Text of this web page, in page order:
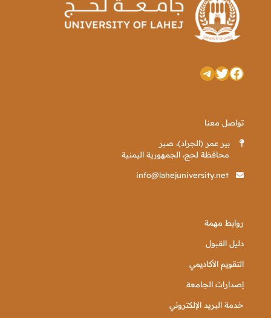
فيسبوك
تويترتيليجرام
تواصل معنا
بير عمر (الجراد)، صبر
محافظة لحج، الجمهورية اليمنية
info@lahejuniversity.net
روابط مهمة
دليل القبول
التقويم الأكاديمي
إصدارات الجامعة
خدمة البريد الإلكتروني